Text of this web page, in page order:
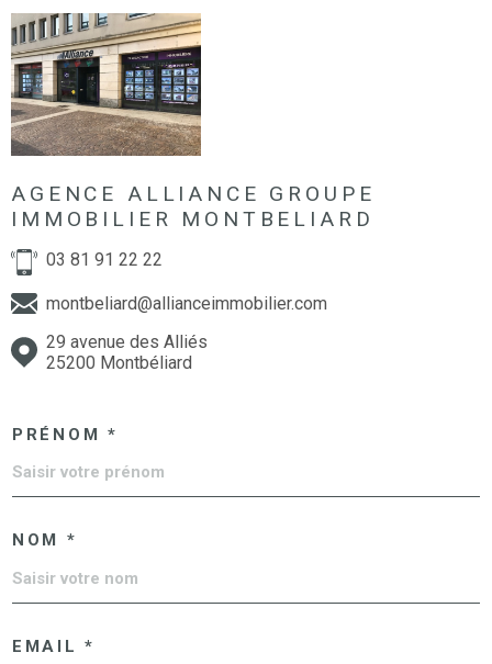
AGENCE ALLIANCE GROUPE
IMMOBILIER MONTBELIARD
03 81 91 22 22
montbeliard@allianceimmobilier.com
29 avenue des Alliés
25200 Montbéliard
PRÉNOM *
NOM *
EMAIL *